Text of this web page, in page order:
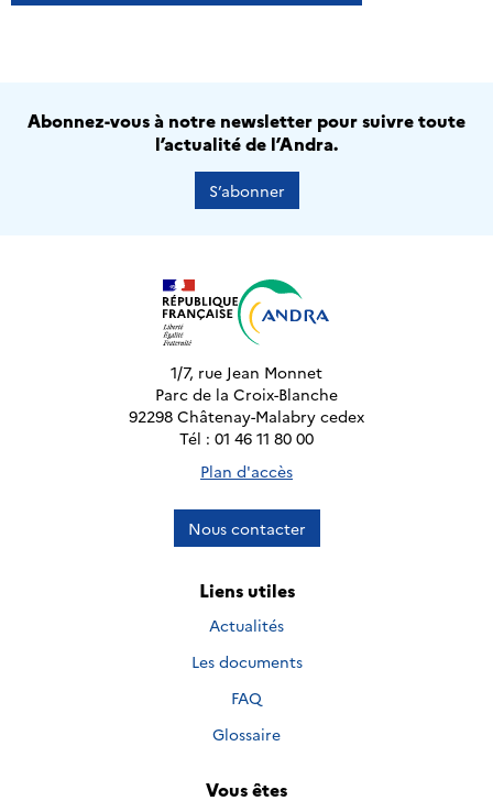
Abonnez-vous à notre newsletter pour suivre toute
l’actualité de l’Andra.
S’abonner
1/7, rue Jean Monnet
Parc de la Croix-Blanche
92298 Châtenay-Malabry cedex
Tél : 01 46 11 80 00
Plan d'accès
Nous contacter
Liens utiles
Actualités
Les documents
FAQ
Glossaire
Vous êtes